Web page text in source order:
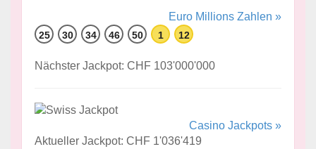
Euro Millions Zahlen »
25 30 34 46 50 1 12
Nächster Jackpot: CHF 103'000'000
Casino Jackpots »
Aktueller Jackpot: CHF 1'036'419